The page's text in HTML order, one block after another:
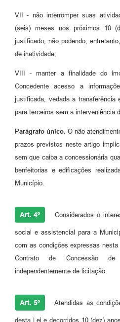
VII - não interromper suas
(seis) meses nos próximos 10
justificado, não podendo,
de inatividade;
VIII - manter a finalidade do
Concedente acesso a
justificada, vedada a
para terceiros sem a interveniência
Parágrafo único. O não
prazos previstos neste artigo
sem que caiba a concessionária
benfeitorias e edificações
Município.
Art. 4º Considerados o
social e assistencial para a
com as condições expressas
Contrato de Concessão
independentemente de licitação.
Art. 5º Atendidas as
desta Lei e decorridos 10 (dez)